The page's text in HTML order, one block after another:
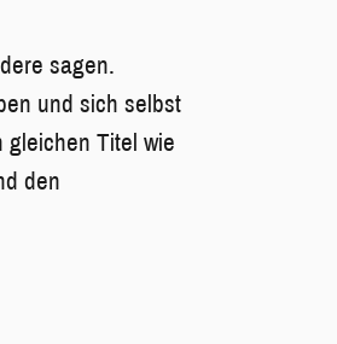
sagen.
und sich selbst
gleichen Titel wie
den